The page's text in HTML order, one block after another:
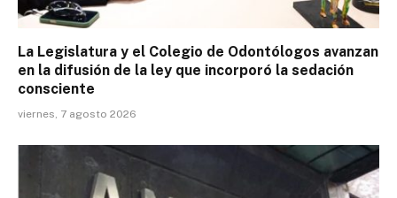
La Legislatura y el Colegio de Odontólogos avanzan
en la difusión de la ley que incorporó la sedación
consciente
viernes, 7 agosto 2026